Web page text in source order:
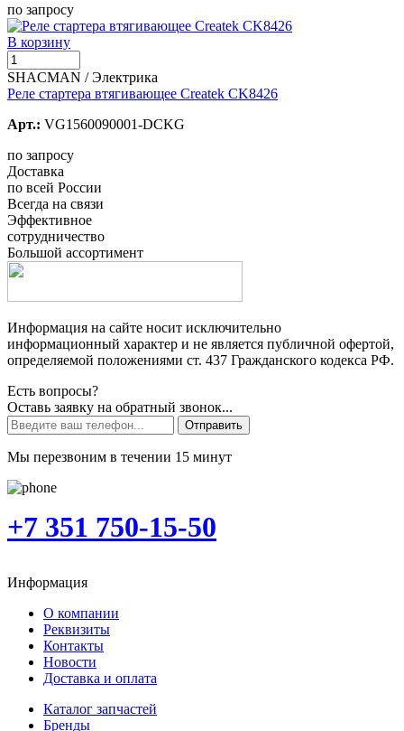
по запросу
В корзину
SHACMAN / Электрика
Реле стартера втягивающее Createk СK8426
Арт.: VG1560090001-DCKG
по запросу
Доставка
по всей России
Всегда на связи
Эффективное
сотрудничество
Большой ассортимент
Информация на сайте носит исключительно
информационный характер и не является публичной офертой,
определяемой положениями ст. 437 Гражданского кодекса РФ.
Есть вопросы?
Оставь заявку на обратный звонок...
Отправить
Мы перезвоним в течении 15 минут
+7 351 750-15-50
Информация
О компании
Реквизиты
Контакты
Новости
Доставка и оплата
Каталог запчастей
Бренды